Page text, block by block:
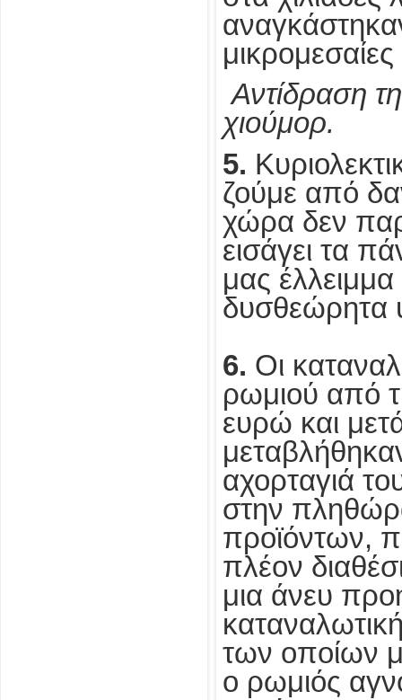
μικρομεσαίες
Αντίδραση
χιούμορ.
5.
ζούμε από
χώρα δεν
εισάγει τα
μας έλλειμμα
δυσθεώρητα
6. Οι
ρωμιού από
ευρώ και
αχορταγιά
στην
προϊόντων,
πλέον
μια άνευ
των οποίων
ο ρωμιός